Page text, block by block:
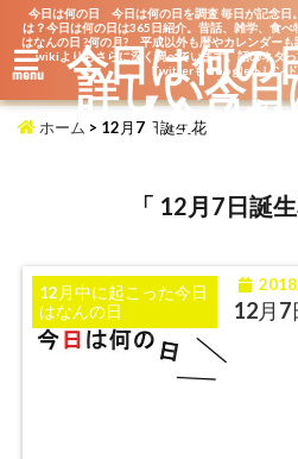
今日は何の日 今日は何の日を調査 毎日が記念
は？今日は何の日は365日紹介。昔話、雑学、食
はなんの日 ?何の月? 平成以外も暦やカレンダーも
wikiよりもさらに深く調べています。話のネタ
TwitterもGoogleトレンド
menu 今日は何の
詳しい今
【今日
ホーム > 12月7日誕生花
「 12月7日誕
12月中に起こった今日
はなんの日
12月